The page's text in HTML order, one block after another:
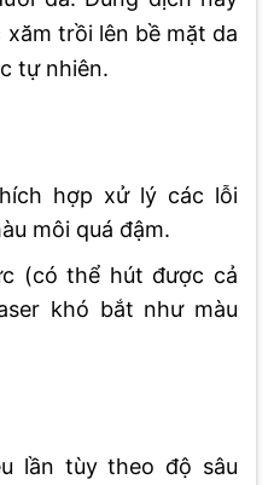
trồi lên bề mặt da
tự nhiên.
hợp xử lý các lỗi
môi quá đậm.
(có thể hút được cả
khó bắt như màu
lần tùy theo độ sâu